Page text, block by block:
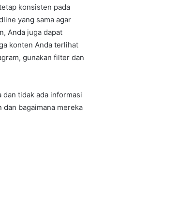
konsisten pada
yang sama agar
Anda juga dapat
konten Anda terlihat
gunakan filter dan
tidak ada informasi
dan bagaimana mereka